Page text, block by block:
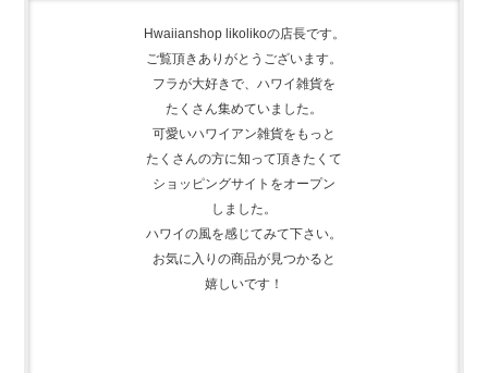
Hwaiianshop likolikoの店長です。
ご覧頂きありがとうございます。
フラが大好きで、 ハワイ雑貨を
たくさん集めていました。
可愛いハワイアン雑貨をもっと
たくさんの方に知って頂きたくて
ショッピングサイトをオープン
しました。
ハワイの風を感じてみて下さい。
お気に入りの商品が見つかると
嬉しいです！